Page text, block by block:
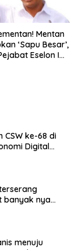
Mentan
‘Sapu Besar’,
Eselon I
ke-68 di
Digital
banyak nya
menuju